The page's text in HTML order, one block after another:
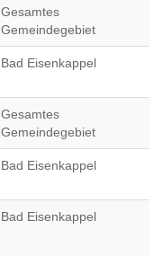
Gesamtes
Gemeindegebiet
Bad Eisenkappel
Gesamtes
Gemeindegebiet
Bad Eisenkappel
Bad Eisenkappel